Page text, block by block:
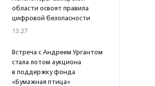
области освоят правила
цифровой безопасности
13:27
Встреча с Андреем Ургантом
стала лотом аукциона
в поддержку фонда
«Бумажная птица»